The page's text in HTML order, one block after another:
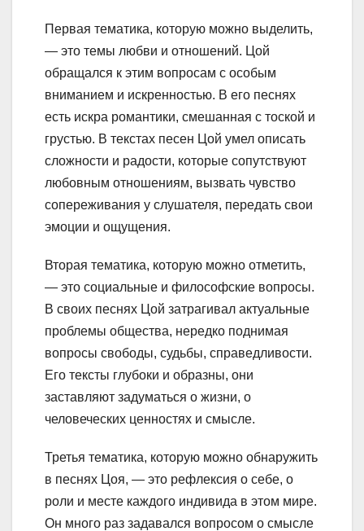
Первая тематика, которую можно выделить,
— это темы любви и отношений. Цой
обращался к этим вопросам с особым
вниманием и искренностью. В его песнях
есть искра романтики, смешанная с тоской и
грустью. В текстах песен Цой умел описать
сложности и радости, которые сопутствуют
любовным отношениям, вызвать чувство
сопереживания у слушателя, передать свои
эмоции и ощущения.
Вторая тематика, которую можно отметить,
— это социальные и философские вопросы.
В своих песнях Цой затрагивал актуальные
проблемы общества, нередко поднимая
вопросы свободы, судьбы, справедливости.
Его тексты глубоки и образны, они
заставляют задуматься о жизни, о
человеческих ценностях и смысле.
Третья тематика, которую можно обнаружить
в песнях Цоя, — это рефлексия о себе, о
роли и месте каждого индивида в этом мире.
Он много раз задавался вопросом о смысле